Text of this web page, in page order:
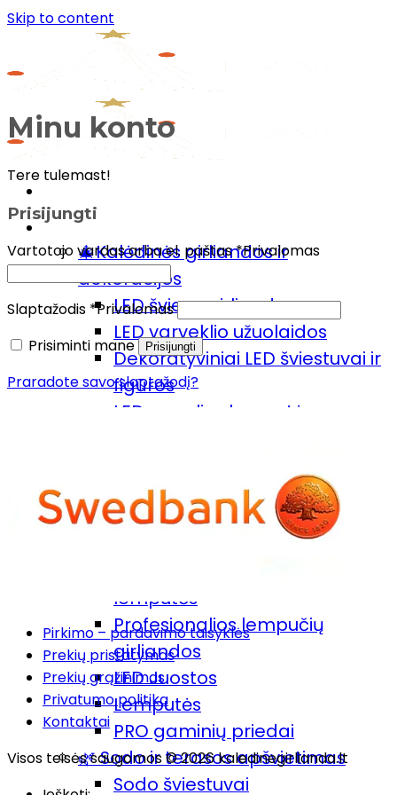
Skip to content
Prekių katalogas
🎄Kalėdinės girliandos ir
dekoracijos
LED šviesų girlianda
LED varveklio užuolaidos
Dekoratyviniai LED šviestuvai ir
figūros
LED apvalios lemputės
LED žvaigždė
💡 Profesionalūs ir specialūs
lemputės
Profesionalios lempučių
girliandos
LED Juostos
Lemputės
PRO gaminių priedai
🌿 Sodo ir terasos apšvietimas
Sodo šviestuvai
Minu konto
Tere tulemast!
Prisijungti
Vartotojo vardas arba el. paštas*Privalomas
Slaptažodis *Privalomas
Prisiminti mane
Prisijungti
Praradote savo slaptažodį?
Pirkimo – pardavimo taisyklės
Prekių pristatymas
Prekių grąžinimas
Privatumo politika
Kontaktai
Visos teisės saugomos © 2026 kaledinegirlianda.lt